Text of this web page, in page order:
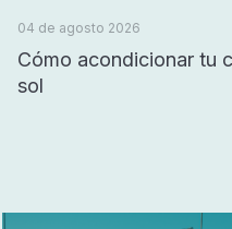
04 de agosto 2026
Cómo acondicionar tu
sol